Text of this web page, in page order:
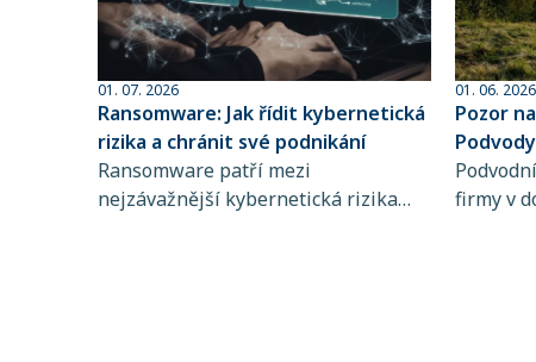
01. 07. 2026
Ransomware: Jak řídit kybernetická
rizika a chránit své podnikání
Ransomware patří mezi
nejzávažnější kybernetická rizika
01. 06. 2026
Pozor
firmy v
chyba